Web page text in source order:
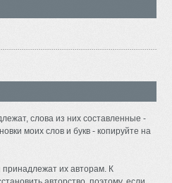
слова из них составленные -
моих слов и букв - копируйте на
их авторам. К